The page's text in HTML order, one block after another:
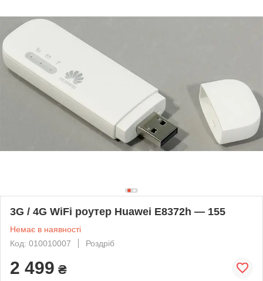
3G / 4G WiFi роутер Huawei E8372h — 155
Немає в наявності
Код: 010010007
Роздріб
2 499 ₴